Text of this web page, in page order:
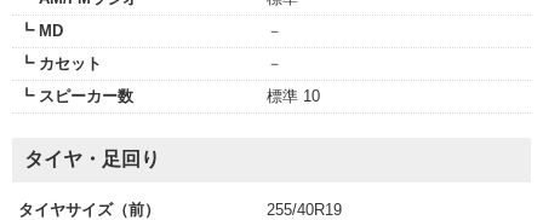
┗ MD
－
┗ カセット
－
┗ スピーカー数
標準 10
タイヤ・足回り
タイヤサイズ（前）
255/40R19